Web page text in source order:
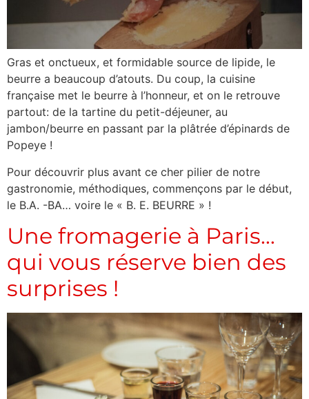
Gras et onctueux, et formidable source de lipide, le
beurre a beaucoup d’atouts. Du coup, la cuisine
française met le beurre à l’honneur, et on le retrouve
partout: de la tartine du petit-déjeuner, au
jambon/beurre en passant par la plâtrée d’épinards de
Popeye !
Pour découvrir plus avant ce cher pilier de notre
gastronomie, méthodiques, commençons par le début,
le B.A. -BA… voire le « B. E. BEURRE » !
Une fromagerie à Paris…
qui vous réserve bien des
surprises !